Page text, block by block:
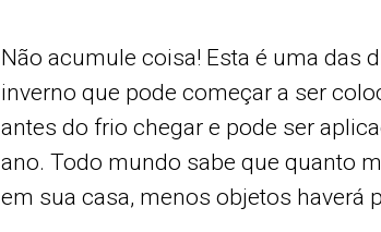
Não acumule coisa! Esta é uma das
inverno que pode começar a ser
antes do frio chegar e pode ser
ano. Todo mundo sabe que quanto
em sua casa, menos objetos haverá